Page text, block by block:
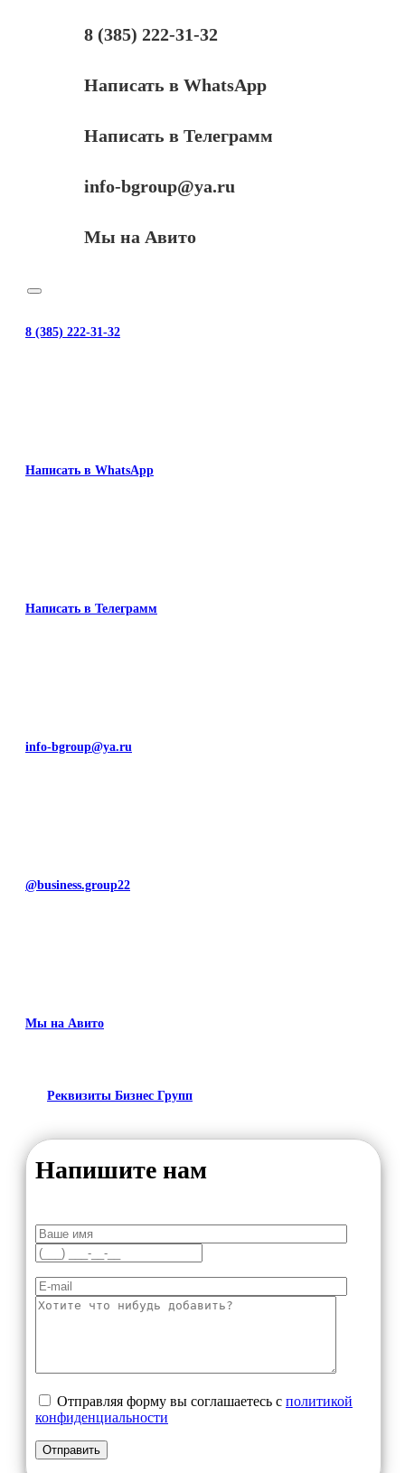
8 (385) 222-31-32
Написать в WhatsApp
Написать в Телеграмм
info-bgroup@ya.ru
Мы на Авито
8 (385) 222-31-32
Написать в WhatsApp
Написать в Телеграмм
info-bgroup@ya.ru
@business.group22
Мы на Авито
Реквизиты Бизнес Групп
Напишите нам
Отправляя форму вы соглашаетесь с политикой
конфиденциальности